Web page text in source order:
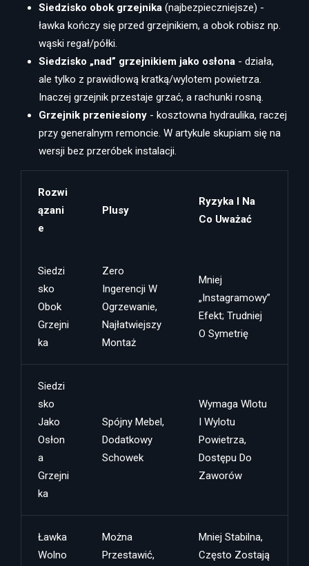
Siedzisko obok grzejnika (najbezpieczniejsze) -
ławka kończy się przed grzejnikiem, a obok robisz np.
wąski regał/półki.
Siedzisko „nad” grzejnikiem jako osłona - działa,
ale tylko z prawidłową kratką/wylotem powietrza.
Inaczej grzejnik przestaje grzać, a rachunki rosną.
Grzejnik przeniesiony - kosztowna hydraulika, raczej
przy generalnym remoncie. W artykule skupiam się na
wersji bez przeróbek instalacji.
Rozwi
Ązani
E
Plusy
Ryzyka I Na
Co Uważać
Siedzi
Sko
Obok
Grzejni
Ka
Zero
Ingerencji W
Ogrzewanie,
Najłatwiejszy
Montaż
Mniej
„instagramowy”
Efekt; Trudniej
O Symetrię
Siedzi
Sko
Jako
Osłon
A
Grzejni
Ka
Spójny Mebel,
Dodatkowy
Schowek
Wymaga Wlotu
I Wylotu
Powietrza,
Dostępu Do
Zaworów
Ławka
Wolno
Można
Przestawić,
Mniej Stabilna,
Często Zostają